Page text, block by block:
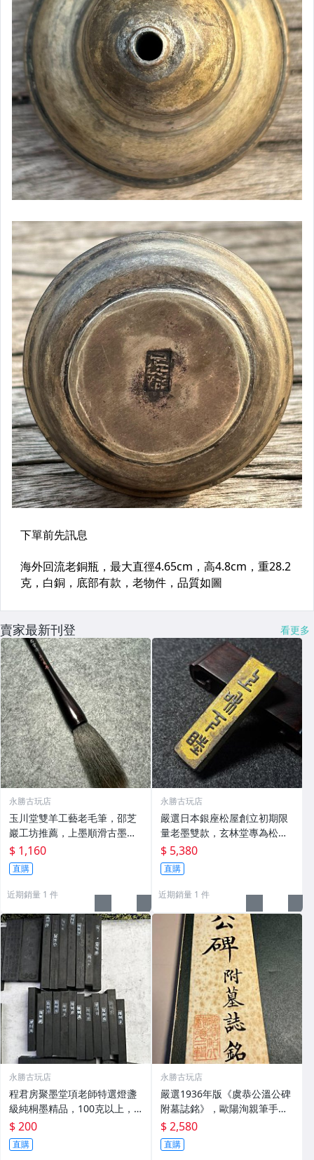
賣家最新刊登 看更多
永勝古玩店
玉川堂雙羊工藝老毛筆，邵芝
巖工坊推薦，上墨順滑古墨專
用 老墨 冬青 老筆
$ 1,160
直購
近期銷量 1 件
永勝古玩店
嚴選日本銀座松屋創立初期限
量老墨雙款，玄林堂專為松屋
打造，重量22.5g，適合收藏
及品味民國時期古雅文化 文房
用具 民國古墨 收藏文玩
$ 5,380
直購
近期銷量 1 件
永勝古玩店
程君房聚墨堂項老師特選燈盞
級純桐墨精品，100克以上，
檀香墨質細膩黑亮 藍紫光放 檢
驗嚴選推薦 燈盞級墨 放藍紫光
檢驗嚴選
$ 200
直購
永勝古玩店
嚴選1936年版《虞恭公溫公碑
附墓誌銘》，歐陽洵親筆手
跡，典藏歷史與書法珍品 唐史
研究 碑刻藝術 田中和市版
$ 2,580
直購